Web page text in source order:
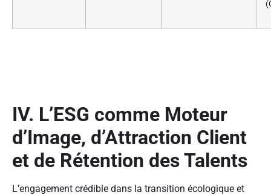
IV. L’ESG comme Moteur
d’Image, d’Attraction Client
et de Rétention des Talents
L’engagement crédible dans la transition écologique et